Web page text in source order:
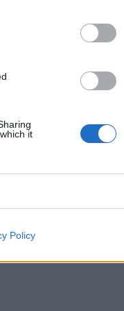
it
Policy